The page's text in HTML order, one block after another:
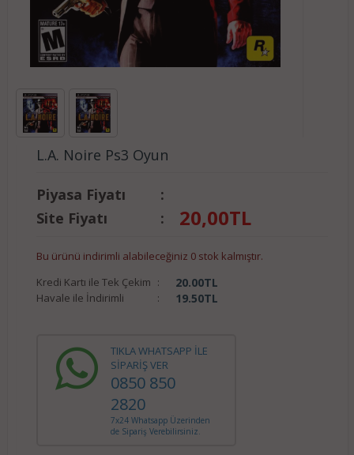
L.A. Noire Ps3 Oyun
Piyasa Fiyatı
:
Site Fiyatı
: 20,00TL
Bu ürünü indirimli alabileceğiniz 0 stok kalmıştır.
Kredi Kartı ile Tek Çekim : 20.00TL
Havale ile İndirimli : 19.50TL
TIKLA WHATSAPP İLE
SİPARİŞ VER
0850 850
2820
7x24 Whatsapp Üzerinden
de Sipariş Verebilirsiniz.